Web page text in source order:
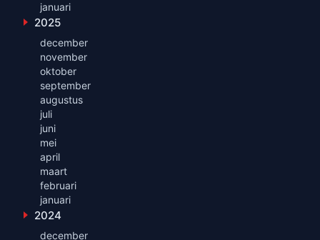
januari
Toon maanden uit 2025
2025
december
november
oktober
september
augustus
juli
juni
mei
april
maart
februari
januari
Toon maanden uit 2024
2024
december